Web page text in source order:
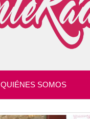
QUIÉNES SOMOS